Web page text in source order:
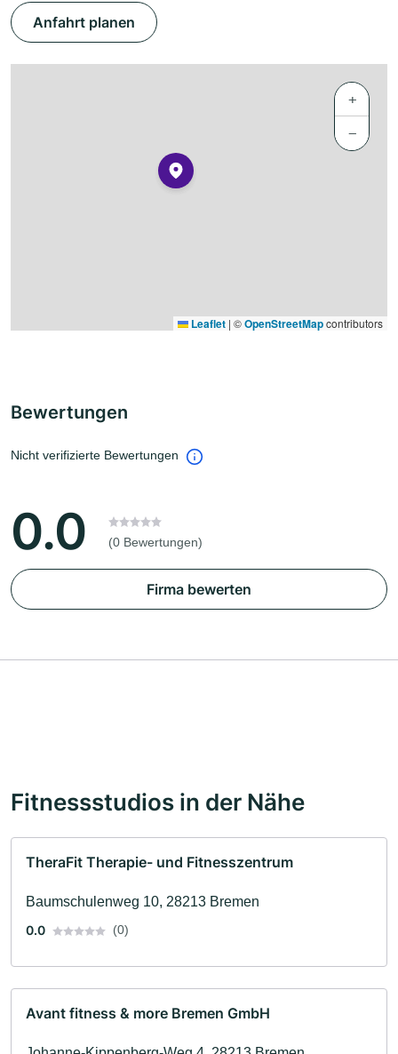
Anfahrt planen
+
−
Leaflet | ©OpenStreetMapcontributors
Bewertungen
Nicht verifizierte Bewertungen
0.0 (0 Bewertungen)
Firma bewerten
Fitnessstudios in der Nähe
TheraFit Therapie- und Fitnesszentrum
Baumschulenweg 10, 28213 Bremen
0.0
(0)
Avant fitness & more Bremen GmbH